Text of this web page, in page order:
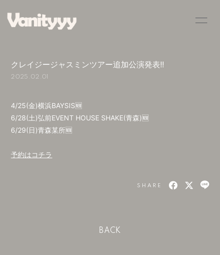
SCHEDULE PROFILE
BLOG MOVIE
Q&A
ログイン
クレイジージャスミンツアー追加公演発表!!
2025.02.01
4/25(金)横浜BAYSIS🆕
6/28(土)弘前EVENT HOUSE SHAKE(青森)🆕
6/29(日)青森某所🆕
予約はコチラ
SHARE
BACK